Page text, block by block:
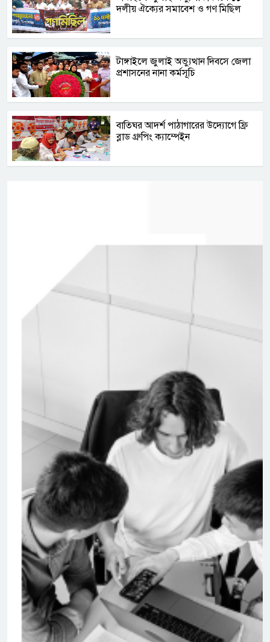
দলীয় ঐক্যের সমাবেশ ও গণ মিছিল
টাঙ্গাইলে জুলাই অভ্যুত্থান দিবসে জেলা
প্রশাসনের নানা কর্মসূচি
বাতিঘর আদর্শ পাঠাগারের উদ্যোগে ফ্রি
ব্লাড গ্রুপিং ক্যাম্পেইন